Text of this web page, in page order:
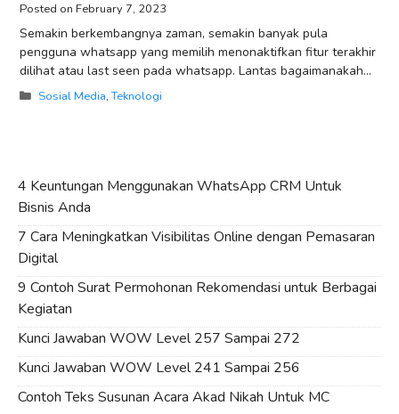
February 7, 2023
Semakin berkembangnya zaman, semakin banyak pula
pengguna whatsapp yang memilih menonaktifkan fitur terakhir
dilihat atau last seen pada whatsapp. Lantas bagaimanakah
cara melihat terakhir dilihat wa yang disembunyikan? Apakah
Categories
Sosial Media,Teknologi
4 Keuntungan Menggunakan WhatsApp CRM Untuk
Bisnis Anda
7 Cara Meningkatkan Visibilitas Online dengan Pemasaran
Digital
9 Contoh Surat Permohonan Rekomendasi untuk Berbagai
Kegiatan
Kunci Jawaban WOW Level 257 Sampai 272
Kunci Jawaban WOW Level 241 Sampai 256
Contoh Teks Susunan Acara Akad Nikah Untuk MC